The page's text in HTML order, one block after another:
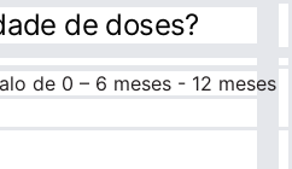
de doses?
de 0 – 6 meses - 12 meses